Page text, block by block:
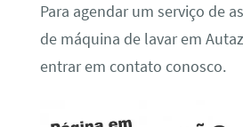
Para agendar um serviço de
de máquina de lavar em
entrar em contato conosco.